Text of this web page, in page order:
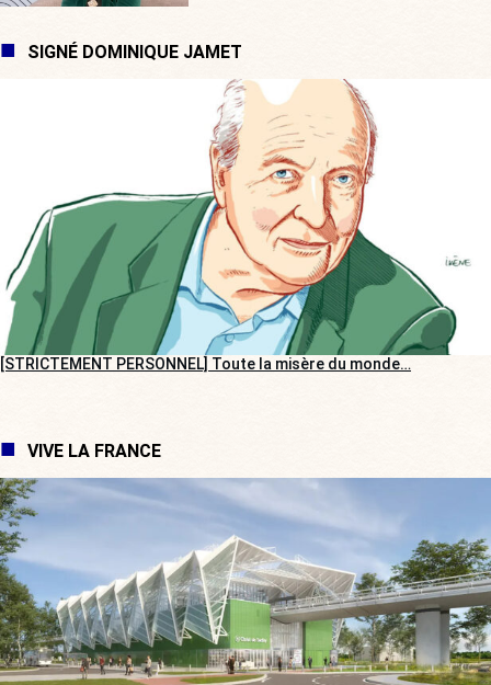
SIGNÉ DOMINIQUE JAMET
[STRICTEMENT PERSONNEL] Toute la misère du monde…
VIVE LA FRANCE